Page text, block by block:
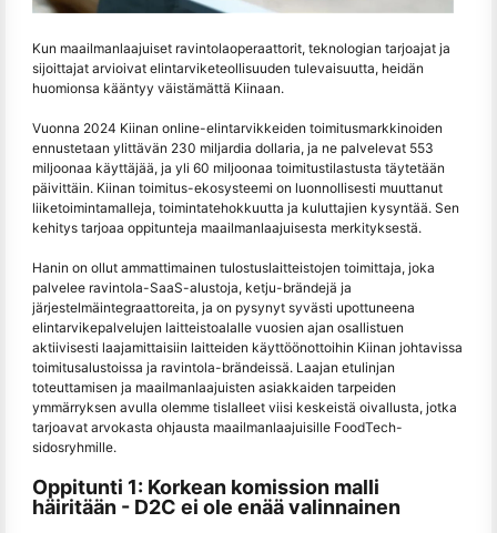
Kun maailmanlaajuiset ravintolaoperaattorit, teknologian tarjoajat ja
sijoittajat arvioivat elintarviketeollisuuden tulevaisuutta, heidän
huomionsa kääntyy väistämättä Kiinaan.
Vuonna 2024 Kiinan online-elintarvikkeiden toimitusmarkkinoiden
ennustetaan ylittävän 230 miljardia dollaria, ja ne palvelevat 553
miljoonaa käyttäjää, ja yli 60 miljoonaa toimitustilastusta täytetään
päivittäin. Kiinan toimitus-ekosysteemi on luonnollisesti muuttanut
liiketoimintamalleja, toimintatehokkuutta ja kuluttajien kysyntää. Sen
kehitys tarjoaa oppitunteja maailmanlaajuisesta merkityksestä.
Hanin on ollut ammattimainen tulostuslaitteistojen toimittaja, joka
palvelee ravintola-SaaS-alustoja, ketju-brändejä ja
järjestelmäintegraattoreita, ja on pysynyt syvästi upottuneena
elintarvikepalvelujen laitteistoalalle vuosien ajan osallistuen
aktiivisesti laajamittaisiin laitteiden käyttöönottoihin Kiinan johtavissa
toimitusalustoissa ja ravintola-brändeissä. Laajan etulinjan
toteuttamisen ja maailmanlaajuisten asiakkaiden tarpeiden
ymmärryksen avulla olemme tislalleet viisi keskeistä oivallusta, jotka
tarjoavat arvokasta ohjausta maailmanlaajuisille FoodTech-
sidosryhmille.
Oppitunti 1: Korkean komission malli
häiritään - D2C ei ole enää valinnainen